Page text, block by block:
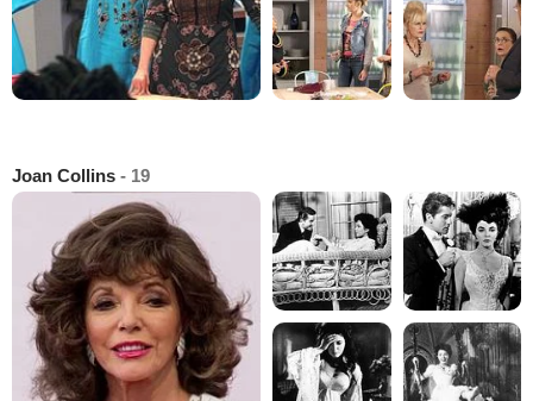
Joan Collins - 19